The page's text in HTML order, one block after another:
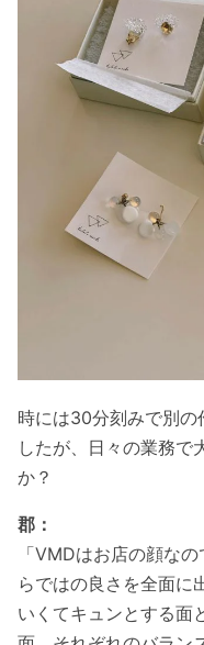
時には30分刻みで別の
したが、日々の業務で
か？
郡：
「VMDはお店の顔な
らではの良さを全面に
いくてキュンとする面